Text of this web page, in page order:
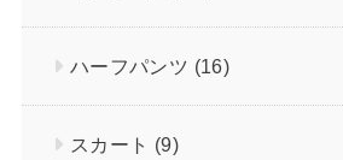
ハーフパンツ (16)
スカート (9)